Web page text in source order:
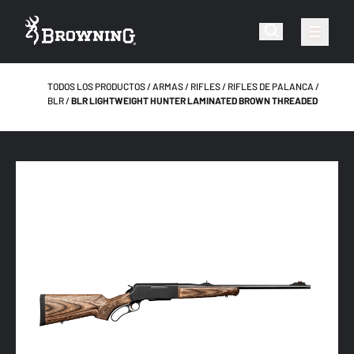
TODOS LOS PRODUCTOS ARMAS RIFLES
RIFLES DE PALANCA
BLR
BLR LIGHTWEIGHT HUNTER LAMINATED BROWN THREADED